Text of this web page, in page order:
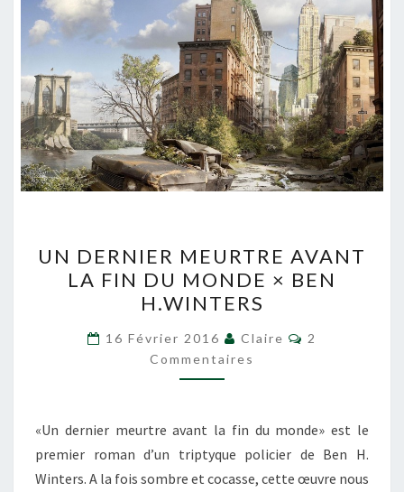
DERNIER
MEURTRE
AVANT
LA
FIN
DU
×
BEN
H.WINTERS
UN DERNIER MEURTRE AVANT
LA FIN DU MONDE × BEN
H.WINTERS
16 Février 2016 Claire
2
Commentaires
«Un dernier meurtre avant la fin du monde» est le
premier roman d’un triptyque policier de Ben H.
Winters. A la fois sombre et cocasse, cette œuvre nous